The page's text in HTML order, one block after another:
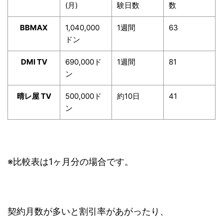
(月)
験日数
数
BBMAX
1,040,000
ドン
1週間 63
DMI TV
690,000ド
ン
1週間 81
晴レ屋 TV
500,000ド
ン
約10日 41
※比較表は1ヶ月分の場合です。
契約月数が多いと割引率があがったり、